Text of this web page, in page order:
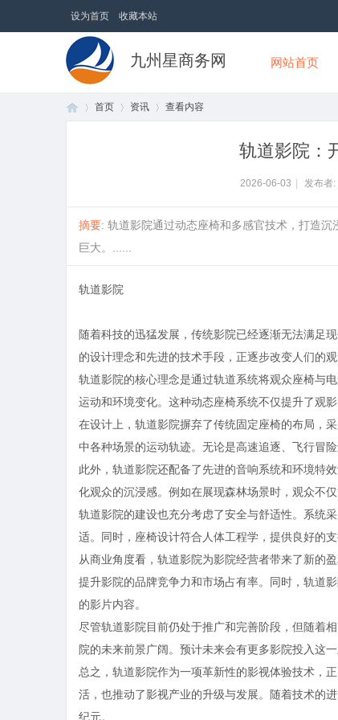
设为首页 收藏本站
九州星商务网 网站首页
首页 资讯 查看内容
轨道影院：
2026-06-03 发布者:
摘要: 轨道影院通过动态座椅和多感官技术，打造
巨大。......
轨道影院
随着科技的迅猛发展，传统影院已经逐渐无法满足
的设计理念和先进的技术手段，正逐步改变人们的
轨道影院的核心理念是通过轨道系统将观众座椅与
运动和环境变化。这种动态座椅系统不仅提升了观
在设计上，轨道影院摒弃了传统固定座椅的布局，
中各种场景的运动轨迹。无论是高速追逐、飞行冒
此外，轨道影院还配备了先进的音响系统和环境特
化观众的沉浸感。例如在展现森林场景时，观众不
轨道影院的建设也充分考虑了安全与舒适性。系统
适。同时，座椅设计符合人体工程学，提供良好的
从商业角度看，轨道影院为影院经营者带来了新的
提升影院的品牌竞争力和市场占有率。同时，轨道
的影片内容。
尽管轨道影院目前仍处于推广和完善阶段，但随着
院的未来前景广阔。预计未来会有更多影院投入这
总之，轨道影院作为一项革新性的影视体验技术，
活，也推动了影视产业的升级与发展。随着技术的
纪元。